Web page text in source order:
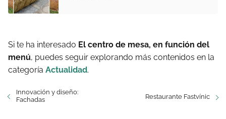
Si te ha interesado El centro de mesa, en función del
menú, puedes seguir explorando más contenidos en la
categoría Actualidad.
Innovación y diseño:
Fachadas
Restaurante Fastvínic